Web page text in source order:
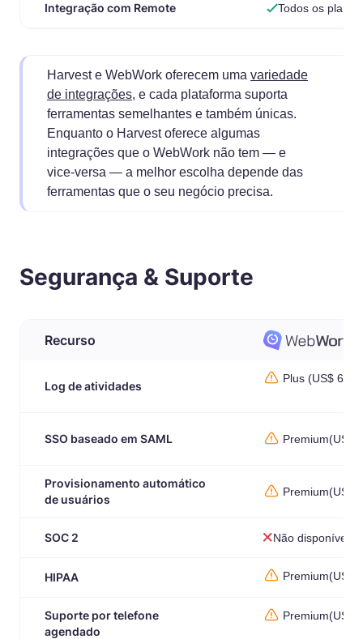
Integração com Remote Todos os planos
Harvest e WebWork oferecem uma variedade
de integrações, e cada plataforma suporta
ferramentas semelhantes e também únicas.
Enquanto o Harvest oferece algumas
integrações que o WebWork não tem — e
vice-versa — a melhor escolha depende das
ferramentas que o seu negócio precisa.
Segurança & Suporte
Recurso
Log de atividades
Plus (US$ 6,39)
SSO baseado em SAML Premium(US$
Provisionamento automático
de usuários
Premium(US$
SOC 2 Não disponível
HIPAA Premium(US$
Suporte por telefone
agendado
Premium(US$